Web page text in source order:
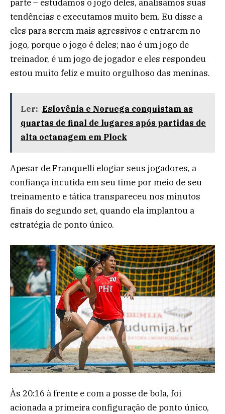
parte – estudamos o jogo deles, analisamos suas
tendências e executamos muito bem. Eu disse a
eles para serem mais agressivos e entrarem no
jogo, porque o jogo é deles; não é um jogo de
treinador, é um jogo de jogador e eles respondeu
estou muito feliz e muito orgulhoso das meninas.
Ler: Eslovênia e Noruega conquistam as
quartas de final de lugares após partidas de
alta octanagem em Plock
Apesar de Franquelli elogiar seus jogadores, a
confiança incutida em seu time por meio de seu
treinamento e tática transpareceu nos minutos
finais do segundo set, quando ela implantou a
estratégia de ponto único.
Às 20:16 à frente e com a posse de bola, foi
acionada a primeira configuração de ponto único,